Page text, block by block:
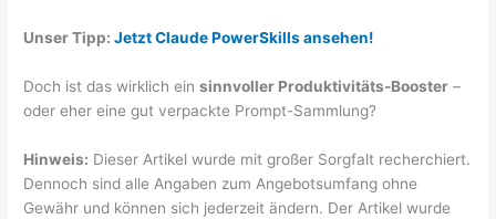
Unser Tipp:Jetzt Claude PowerSkills ansehen!
Doch ist das wirklich einsinnvoller Produktivitäts-Booster –
oder eher eine gut verpackte Prompt-Sammlung?
Hinweis: Dieser Artikel wurde mit großer Sorgfalt recherchiert.
Dennoch sind alle Angaben zum Angebotsumfang ohne
Gewähr und können sich jederzeit ändern. Der Artikel wurde